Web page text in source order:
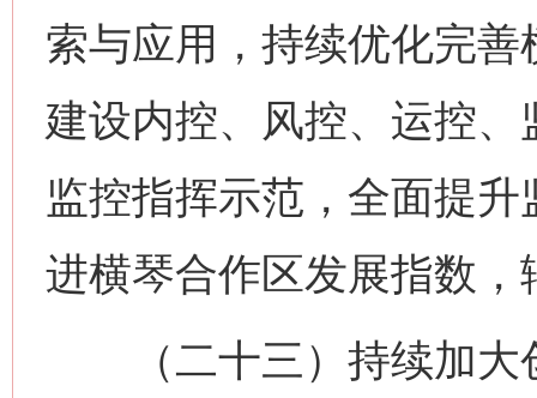
索与应用，持续优化完
建设内控、风控、运控、
监控指挥示范，全面提
进横琴合作区发展指数，
（二十三）持续加大
网上购药对药下症？